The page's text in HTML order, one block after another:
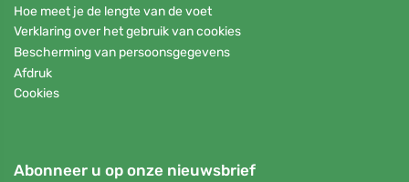
Hoe meet je de lengte van de voet
Verklaring over het gebruik van cookies
Bescherming van persoonsgegevens
Afdruk
Cookies
Abonneer u op onze nieuwsbrief